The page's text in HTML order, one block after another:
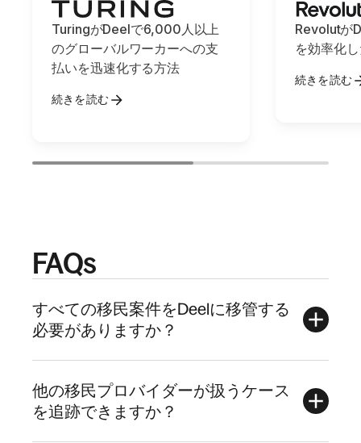
TuringがDeelで6,000人以上
のグローバルワーカーへの支
払いを迅速化する方法
続きを読む
Revolutが
を効率化
続きを読む
FAQs
すべての移民案件をDeelに移管する
必要がありますか？
他の移民プロバイダーが扱うケース
を追跡できますか？